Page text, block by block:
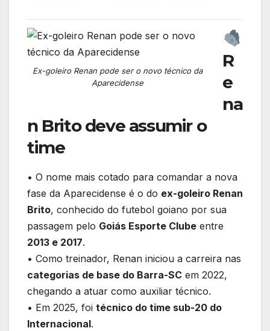
Ex-goleiro Renan pode ser o novo técnico da
Aparecidense
R
e
na
n Brito deve assumir o
time
• O nome mais cotado para comandar a nova
fase da Aparecidense é o do ex-goleiro Renan
Brito, conhecido do futebol goiano por sua
passagem pelo Goiás Esporte Clube entre
2013 e 2017.
• Como treinador, Renan iniciou a carreira nas
categorias de base do Barra-SC em 2022,
chegando a atuar como auxiliar técnico.
• Em 2025, foi técnico do time sub-20 do
Internacional.